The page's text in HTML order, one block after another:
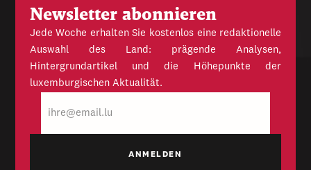
Newsletter abonnieren
Jede Woche erhalten Sie kostenlos eine redaktionelle
Auswahl des Land: prägende Analysen,
Hintergrundartikel und die Höhepunkte der
luxemburgischen Aktualität.
Mail